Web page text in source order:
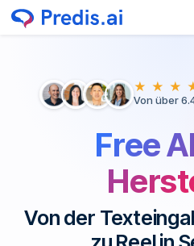
★ ★ ★
Von über
Free
Von der